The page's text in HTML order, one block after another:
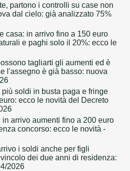
partono i controlli su case non
dal cielo: già analizzato 75%
casa: in arrivo fino a 150 euro
e paghi solo il 20%: ecco le
tagliarti gli aumenti ed è
l'assegno è già basso: nuova
più soldi in busta paga e fringe
ecco le novità del Decreto
arrivo aumenti fino a 200 euro
concorso: ecco le novità -
i soldi anche per figli
dei due anni di residenza:
2026